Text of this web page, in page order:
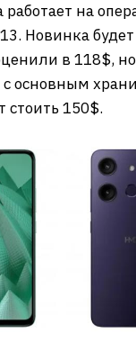
работает на
Новинка
в 118$,
с основным
стоить 150$.